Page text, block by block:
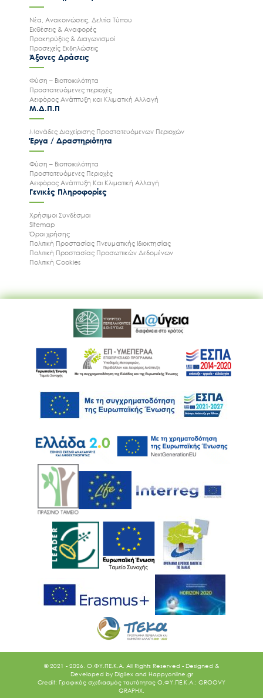
Ακολουθήστε μας
Νέα, Ανακοινώσεις, Δελτία Τύπου
Εκθέσεις & Αναφορές
Προκηρύξεις & Διαγωνισμοί
Προσεχείς Εκδηλώσεις
Άξονες Δράσεις
Φύση – Βιοποικιλότητα
Προστατευόμενες περιοχές
Αειφόρος Ανάπτυξη και Κλιματική Αλλαγή
Μ.Δ.Π.Π
Μονάδες Διαχείρισης Προστατευόμενων Περιοχών
Έργα / Δραστηριότητα
Φύση – Βιοποικιλότητα
Προστατευόμενες Περιοχές
Αειφόρος Ανάπτυξη Και Κλιματική Αλλαγή
Γενικές Πληροφορίες
Χρήσιμοι Συνδέσμοι
Sitemap
Όροι χρήσης
Πολιτική Προστασίας Πνευματικής Ιδιοκτησίας
Πολιτική Προστασίας Προσωπικών Δεδομένων
Πολιτική Cookies
© 2021 - 2026. O.ΦΥ.ΠΕ.Κ.Α. All Rights Reserved - Designed &
Developed by Digilex and Happyonline.gr
Credit: Γραφικός σχεδιασμός ταυτότητας Ο.ΦΥ.ΠΕ.Κ.Α.: GROOVY
GRAPHX.